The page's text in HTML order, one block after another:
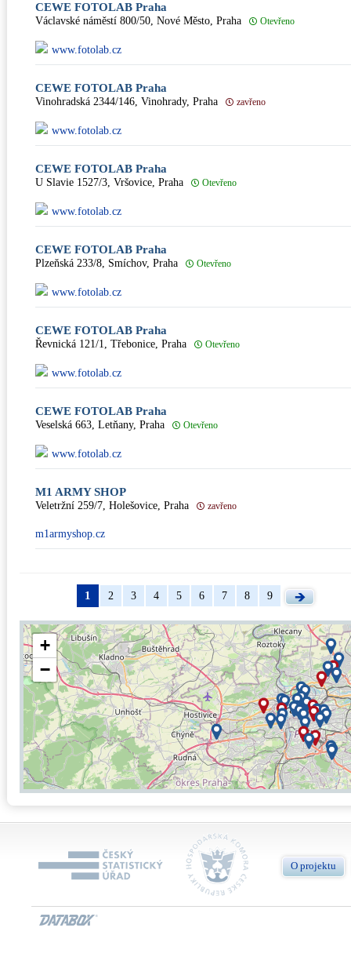
CEWE FOTOLAB Praha
Václavské náměstí 800/50, Nové Město, Praha Otevřeno
www.fotolab.cz
CEWE FOTOLAB Praha
Vinohradská 2344/146, Vinohrady, Praha zavřeno
www.fotolab.cz
CEWE FOTOLAB Praha
U Slavie 1527/3, Vršovice, Praha Otevřeno
www.fotolab.cz
CEWE FOTOLAB Praha
Plzeňská 233/8, Smíchov, Praha Otevřeno
www.fotolab.cz
CEWE FOTOLAB Praha
Řevnická 121/1, Třebonice, Praha Otevřeno
www.fotolab.cz
CEWE FOTOLAB Praha
Veselská 663, Letňany, Praha Otevřeno
www.fotolab.cz
M1 ARMY SHOP
Veletržní 259/7, Holešovice, Praha zavřeno
m1armyshop.cz
1 2 3 4 5 6 7 8 9
+
−
O projektu